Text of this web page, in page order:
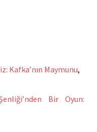
Kafka’nın Maymunu,
Bir Oyun: